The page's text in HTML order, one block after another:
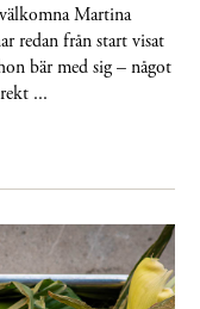
Martina
redan från start visat
bär med sig – något
...